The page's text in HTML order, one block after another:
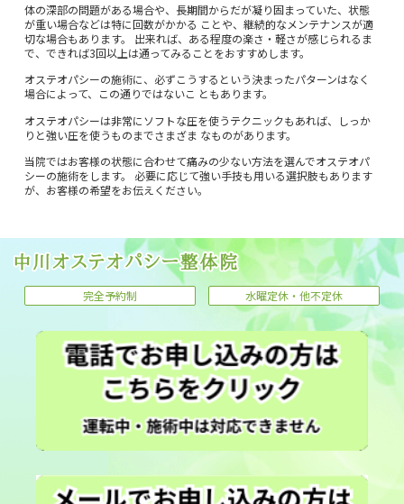
体の深部の問題がある場合や、長期間からだが凝り固まっていた、状態
が重い場合などは特に回数がかかる ことや、継続的なメンテナンスが適
切な場合もあります。 出来れば、ある程度の楽さ・軽さが感じられるま
で、できれば3回以上は通ってみることをおすすめします。
オステオパシーの施術に、必ずこうするという決まったパターンはなく
場合によって、この通りではないこ ともあります。
オステオパシーは非常にソフトな圧を使うテクニックもあれば、しっか
りと強い圧を使うものまでさまざま なものがあります。
当院ではお客様の状態に合わせて痛みの少ない方法を選んでオステオパ
シーの施術をします。 必要に応じて強い手技も用いる選択肢もあります
が、お客様の希望をお伝えください。
完全予約制 水曜定休・他不定休